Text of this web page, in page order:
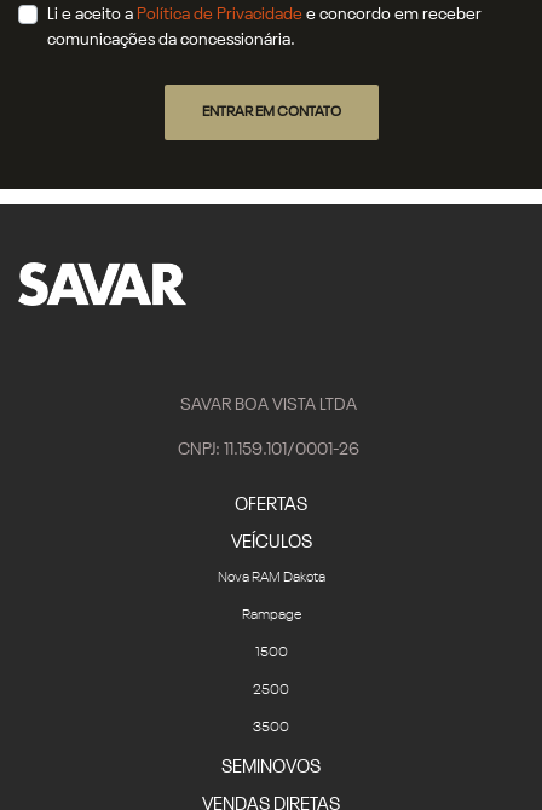
Li e aceito a Política de Privacidade e concordo em receber
comunicações da concessionária.
ENTRAR EM CONTATO
SAVAR BOA VISTA LTDA
CNPJ: 11.159.101/0001-26
OFERTAS
VEÍCULOS
Nova RAM Dakota
Rampage
1500
2500
3500
SEMINOVOS
VENDAS DIRETAS